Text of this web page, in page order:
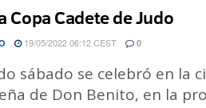
Copa Cadete de Judo
19/05/2022 06:12 CEST 0
sábado se celebró en la
de Don Benito, en la